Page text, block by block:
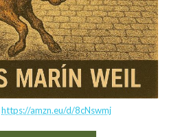
https://amzn.eu/d/8cNswmj